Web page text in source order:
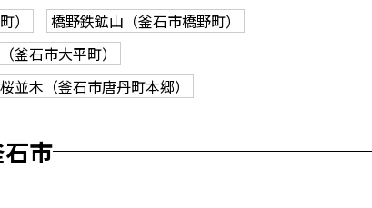
）
橋野鉄鉱山（釜石市橋野町）
釜石市大平町）
並木（釜石市唐丹町本郷）
市